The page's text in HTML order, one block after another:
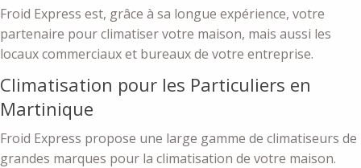
Froid Express est, grâce à sa longue expérience, votre
partenaire pour climatiser votre maison, mais aussi les
locaux commerciaux et bureaux de votre entreprise.
Climatisation pour les Particuliers en
Martinique
Froid Express propose une large gamme de climatiseurs de
grandes marques pour la climatisation de votre maison.